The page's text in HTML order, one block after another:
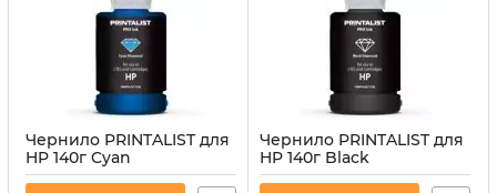
Чернило PRINTALIST для
HP 140г Cyan
водорастворимое (PL-
Чернило PRINTALIST для
HP 140г Black
водорастворимое (PL-